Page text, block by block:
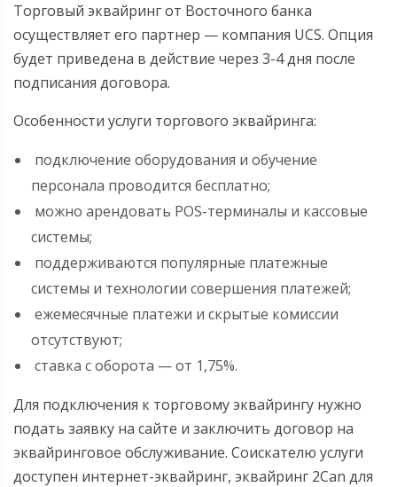
Торговый эквайринг от Восточного банка
осуществляет его партнер — компания UCS. Опция
будет приведена в действие через 3-4 дня после
подписания договора.
Особенности услуги торгового эквайринга:
подключение оборудования и обучение
персонала проводится бесплатно;
можно арендовать POS-терминалы и кассовые
системы;
поддерживаются популярные платежные
системы и технологии совершения платежей;
ежемесячные платежи и скрытые комиссии
отсутствуют;
ставка с оборота — от 1,75%.
Для подключения к торговому эквайрингу нужно
подать заявку на сайте и заключить договор на
эквайринговое обслуживание. Соискателю услуги
доступен интернет-эквайринг, эквайринг 2Can для